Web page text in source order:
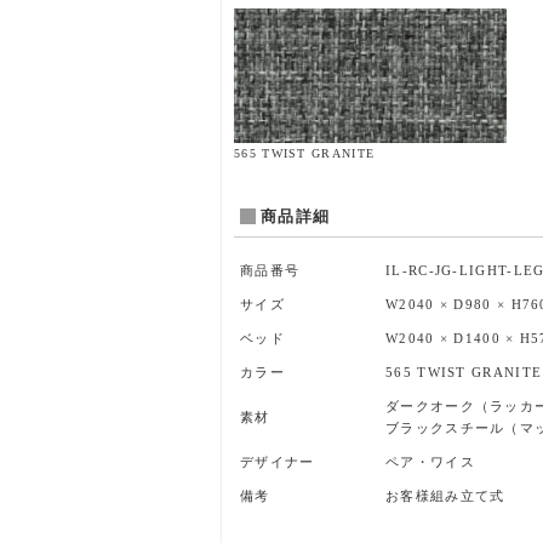
565 TWIST GRANITE
商品詳細
商品番号 IL-RC-JG-LIGHT-
サイズ W2040 × D980 ×
ベッド W2040 × D1400 ×
カラー 565 TWIST GRANITE
素材
ダークオーク（ラッカ
ブラックスチール（マ
デザイナー ペア・ワイス
備考 お客様組み立て式